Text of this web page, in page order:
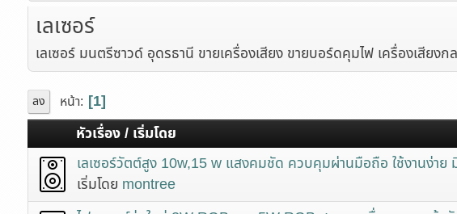
เลเซอร์
เลเซอร์ มนตรีซาวด์ อุดรธานี ขายเครื่องเสียง ขายบอร์ดคุมไฟ เครื่องเสี
ลง หน้า
1
หัวเรื่อง/ เริ่มโดย
เลเซอร์วัตต์สูง 10w,15 w แสงคมชัด ควบคุมผ่านมือถือ ใช้งานง่าย
เริ่มโดย montree